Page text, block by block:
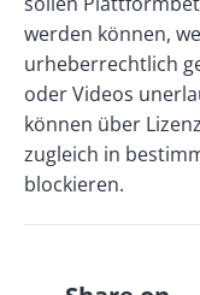
werden können,
urheberrechtlich
oder Videos
können über
zugleich in
blockieren.